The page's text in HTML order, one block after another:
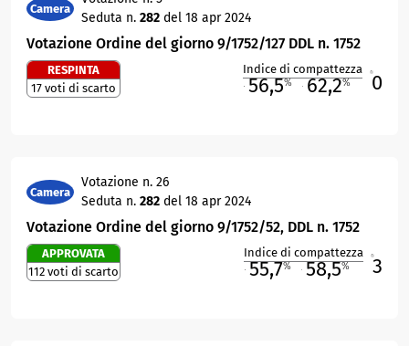
Camera
Seduta n. 282 del 18 apr 2024
Votazione Ordine del giorno 9/1752/127 DDL n. 1752
RESPINTA
17 voti di scarto
Indice di compattezza
56,5% 62,2% 0
Camera
Votazione n. 26
Seduta n. 282 del 18 apr 2024
Votazione Ordine del giorno 9/1752/52, DDL n. 1752
APPROVATA
112 voti di scarto
Indice di compattezza
55,7% 58,5% 3